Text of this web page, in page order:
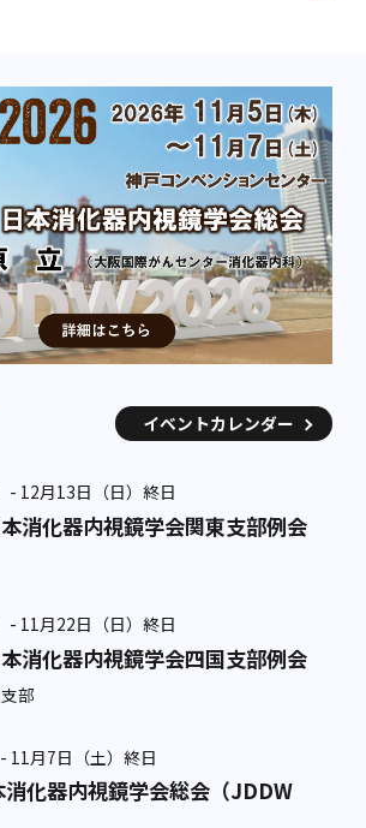
イベントカレンダー
- 12月13日（日）終日
消化器内視鏡学会関東支部例会
- 11月22日（日）終日
消化器内視鏡学会四国支部例会
部
11月7日（土）終日
化器内視鏡学会総会（JDDW